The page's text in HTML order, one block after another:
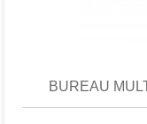
BUREAU